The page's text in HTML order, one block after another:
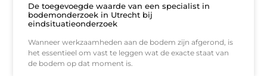
De toegevoegde waarde van een specialist in
bodemonderzoek in Utrecht bij
eindsituatieonderzoek
Wanneer werkzaamheden aan de bodem zijn afgerond, is
het essentieel om vast te leggen wat de exacte staat van
de bodem op dat moment is.